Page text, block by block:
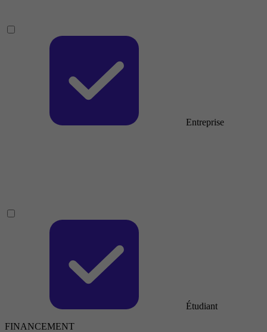
Entreprise
Étudiant
FINANCEMENT